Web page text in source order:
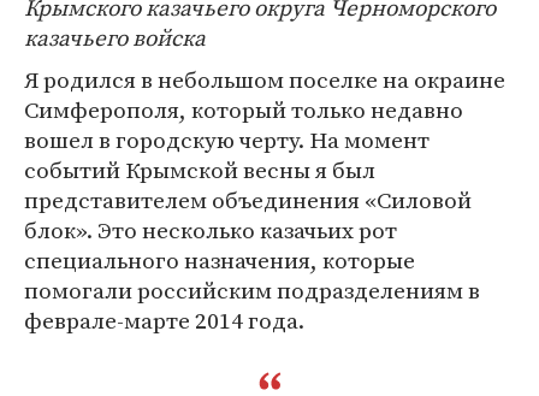
Крымского казачьего округа Черноморского
казачьего войска
Я родился в небольшом поселке на окраине
Симферополя, который только недавно
вошел в городскую черту. На момент
событий Крымской весны я был
представителем объединения «Силовой
блок». Это несколько казачьих рот
специального назначения, которые
помогали российским подразделениям в
феврале-марте 2014 года.